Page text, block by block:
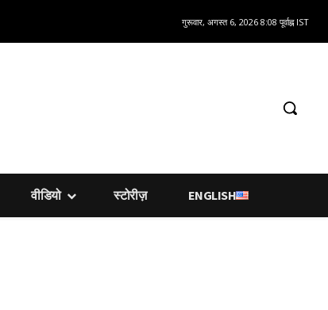
गुरूवार, अगस्त 6, 2026 8:08 पूर्वाह्न IST
वीडियो स्टोरीज़ ENGLISH